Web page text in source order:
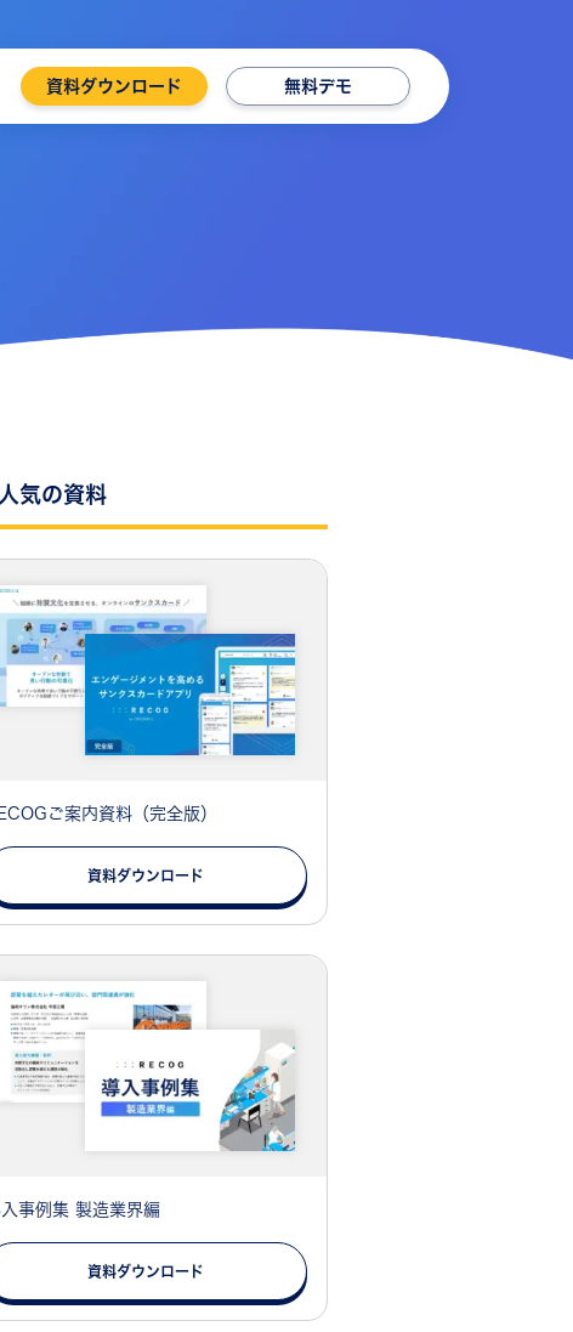
資料ダウンロード 無料デモ
人気の資料
ご案内資料（完全版）
資料ダウンロード
事例集 製造業界編
資料ダウンロード